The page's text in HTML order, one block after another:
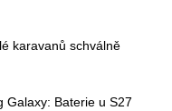
karavanů schválně
Galaxy: Baterie u S27